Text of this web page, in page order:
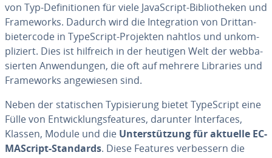
von Typ-De­fi­ni­tio­nen für viele Ja­va­Script-Bi­blio­the­ken und
Frame­works. Dadurch wird die In­te­gra­ti­on von Dritt­an­
bie­ter­code in Ty­pe­Script-Projekten nahtlos und un­kom­
pli­ziert. Dies ist hilfreich in der heutigen Welt der web­ba­
sier­ten An­wen­dun­gen, die oft auf mehrere Libraries und
Frame­works an­ge­wie­sen sind.
Neben der sta­ti­schen Ty­pi­sie­rung bietet Ty­pe­Script eine
Fülle von Ent­wick­lungs­fea­tures, darunter In­ter­faces,
Klassen, Module und die Un­ter­stüt­zung für aktuelle EC­
MA­Script-Standards. Diese Features ver­bes­sern die